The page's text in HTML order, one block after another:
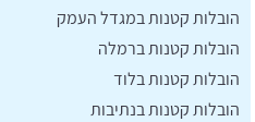
הובלות קטנות במגדל העמק
הובלות קטנות ברמלה
הובלות קטנות בלוד
הובלות קטנות בנתיבות